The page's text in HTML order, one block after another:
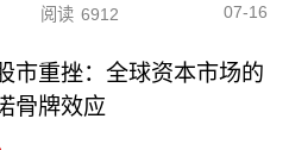
阅读 6912 07-16
市重挫：全球资本市场的
骨牌效应